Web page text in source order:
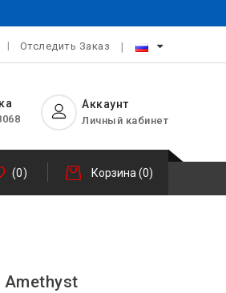
Отследить Заказ
Аккаунт
Личный кабинет
(0) Корзина(0)
Amethyst